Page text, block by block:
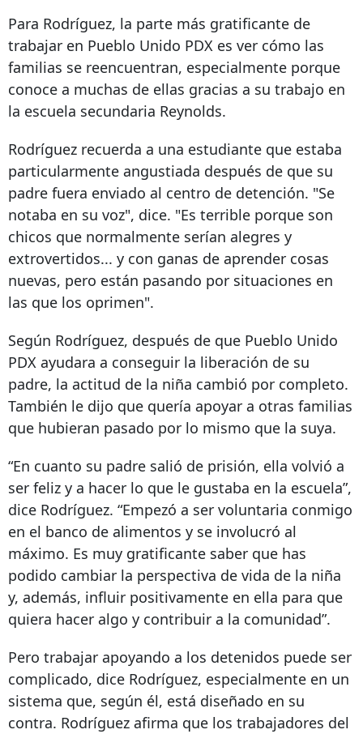
Para Rodríguez, la parte más gratificante de
trabajar en Pueblo Unido PDX es ver cómo las
familias se reencuentran, especialmente porque
conoce a muchas de ellas gracias a su trabajo en
la escuela secundaria Reynolds.
Rodríguez recuerda a una estudiante que estaba
particularmente angustiada después de que su
padre fuera enviado al centro de detención. "Se
notaba en su voz", dice. "Es terrible porque son
chicos que normalmente serían alegres y
extrovertidos... y con ganas de aprender cosas
nuevas, pero están pasando por situaciones en
las que los oprimen".
Según Rodríguez, después de que Pueblo Unido
PDX ayudara a conseguir la liberación de su
padre, la actitud de la niña cambió por completo.
También le dijo que quería apoyar a otras familias
que hubieran pasado por lo mismo que la suya.
“En cuanto su padre salió de prisión, ella volvió a
ser feliz y a hacer lo que le gustaba en la escuela”,
dice Rodríguez. “Empezó a ser voluntaria conmigo
en el banco de alimentos y se involucró al
máximo. Es muy gratificante saber que has
podido cambiar la perspectiva de vida de la niña
y, además, influir positivamente en ella para que
quiera hacer algo y contribuir a la comunidad”.
Pero trabajar apoyando a los detenidos puede ser
complicado, dice Rodríguez, especialmente en un
sistema que, según él, está diseñado en su
contra. Rodríguez afirma que los trabajadores del